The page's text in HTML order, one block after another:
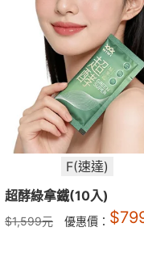
F(速達)
超酵綠拿鐵(10入)
$1,599元 優惠價： $